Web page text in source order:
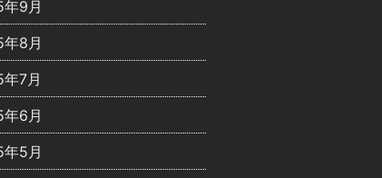
9月
8月
7月
6月
5月